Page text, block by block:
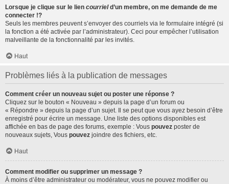
Lorsque je clique sur le lien courrield’un membre, on me demande de me
connecter !?
Seuls les membres peuvent s’envoyer des courriels via le formulaire intégré (si
la fonction a été activée par l’administrateur). Ceci pour empêcher l’utilisation
malveillante de la fonctionnalité par les invités.
Haut
Problèmes liés à la publication de messages
Comment créer un nouveau sujet ou poster une réponse ?
Cliquez sur le bouton « Nouveau » depuis la page d’un forum ou
« Répondre » depuis la page d’un sujet. Il se peut que vous ayez besoin d’être
enregistré pour écrire un message. Une liste des options disponibles est
affichée en bas de page des forums, exemple : Vous pouvez poster de
nouveaux sujets, Vous pouvez joindre des fichiers, etc.
Haut
Comment modifier ou supprimer un message ?
À moins d’être administrateur ou modérateur, vous ne pouvez modifier ou